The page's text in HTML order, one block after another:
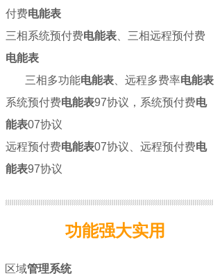
付费电能表
三相系统预付费电能表 、三相远程预付费
电能表
三相多功能电能表 、远程多费率电能表
系统预付费电能表97协议，系统预付费电
能表07协议
远程预付费电能表07协议、远程预付费电
能表97协议
区域管理系统
功能强大实用